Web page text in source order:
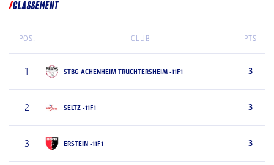
CLASSEMENT
POS. CLUB PTS
1 STBG ACHENHEIM TRUCHTERSHEIM -11F1 3
2 SELTZ -11F1 3
3 ERSTEIN -11F1 3